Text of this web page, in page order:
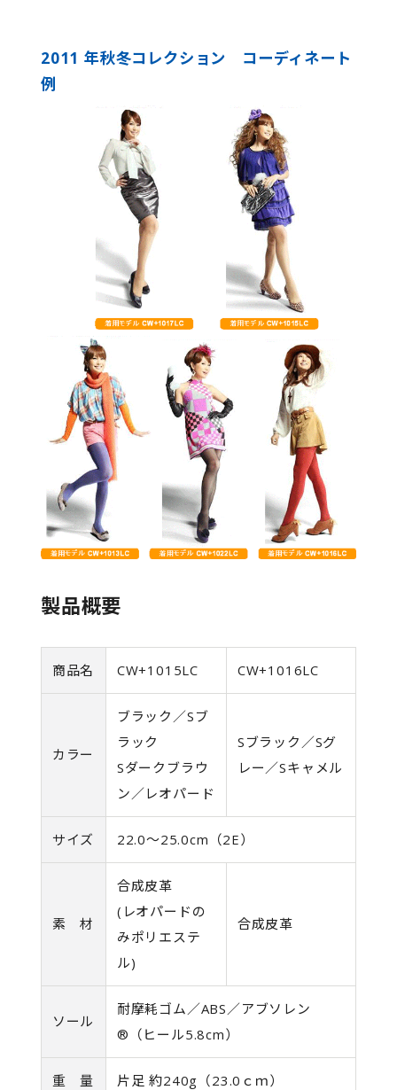
2011 年秋冬コレクション コーディネート
例
製品概要
商品名 CW+1015LC CW+1016LC
カラー
ブラック／Sブ
ラック
Sダークブラウ
ン／レオパード
Sブラック／Sグ
レー／Sキャメル
サイズ 22.0～25.0cm（2E）
素 材
合成皮革
(レオパードの
みポリエステ
ル)
合成皮革
ソール
耐摩耗ゴム／ABS／アブソレン
®（ヒール5.8cm）
重 量 片足 約240g（23.0ｃｍ）